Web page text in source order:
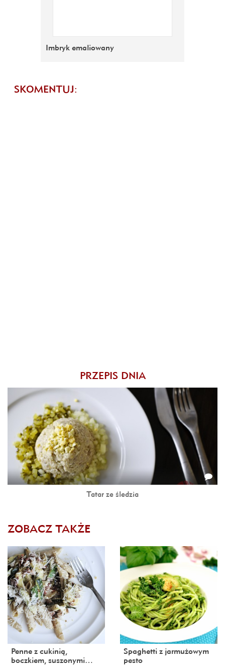
Imbryk emaliowany
SKOMENTUJ:
PRZEPIS DNIA
Tatar ze śledzia
ZOBACZ TAKŻE
Penne z cukinią,
boczkiem, suszonymi…
Spaghetti z jarmużowym
pesto